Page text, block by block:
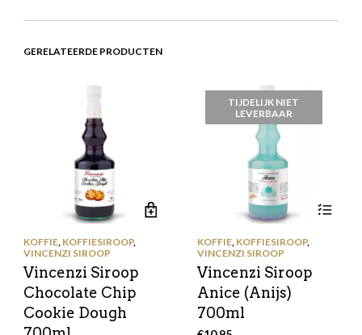
GERELATEERDE PRODUCTEN
KOFFIE, KOFFIESIROOP,
VINCENZI SIROOP
Vincenzi Siroop
Chocolate Chip
Cookie Dough
TIJDELIJK NIET
LEVERBAAR
KOFFIE, KOFFIESIROOP,
VINCENZI SIROOP
Vincenzi Siroop
Anice (Anijs)
700ml